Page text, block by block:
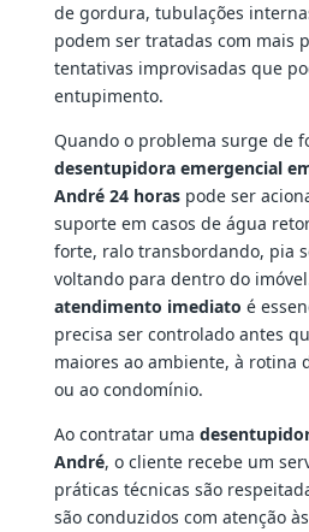
de gordura, tubulações
podem ser tratadas com mais
tentativas improvisadas que
entupimento.
Quando o problema surge de
desentupidora emergencial
André 24 horaspode ser
suporte em casos de água
forte, ralo transbordando, pia
voltando para dentro do
atendimento imediato é
precisa ser controlado antes
maiores ao ambiente, à rotina
ou ao condomínio.
Ao contratar uma
André, o cliente recebe um
práticas técnicas são
são conduzidos com atenção